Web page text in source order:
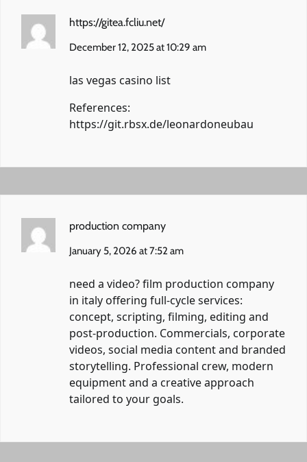
https://gitea.fcliu.net/
December 12, 2025 at 10:29 am
las vegas casino list
References:
https://git.rbsx.de/leonardoneubau
production company
January 5, 2026 at 7:52 am
need a video?film production company
in italyoffering full-cycle services:
concept, scripting, filming, editing and
post-production. Commercials, corporate
videos, social media content and branded
storytelling. Professional crew, modern
equipment and a creative approach
tailored to your goals.